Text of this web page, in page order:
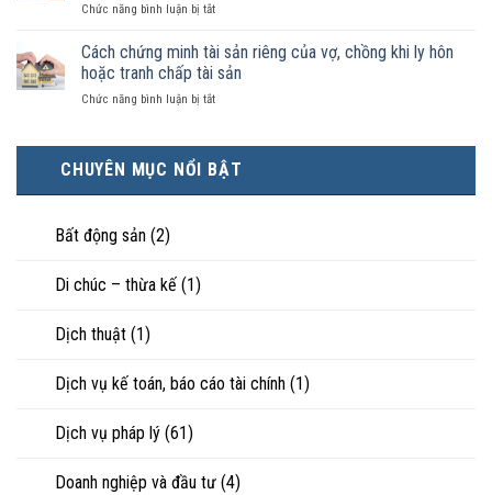
là
hôn
hôn
tài
sản
nào?
điều
kinh
tế
hơn
trực
tiếp
nuôi
Chức năng bình luận bị tắtở
ly
hôn
khi
hôn
hạnh
phúc:
Góc
Cách chứng minh tài sản riêng của vợ, chồng khi ly hôn
hoặc tranh chấp tài sản
Chức năng bình luận bị tắtở
tài
sản
chấp
CHUYÊN MỤC NỔI BẬT
Bất động sản (2)
Di chúc – thừa kế (1)
Dịch thuật (1)
Dịch vụ kế toán, báo cáo tài chính (1)
Dịch vụ pháp lý (61)
Doanh nghiệp và đầu tư (4)